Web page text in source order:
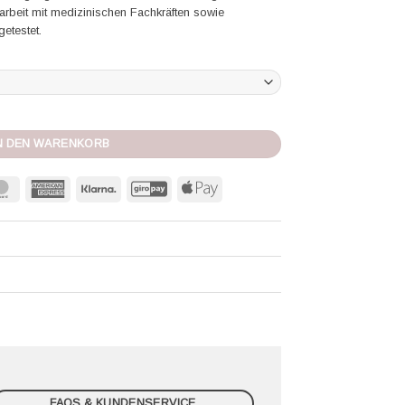
mit medizinischen Fachkräften sowie
noir Menge
DEN WARENKORB
MasterCard American
Klarna GiroPay Apple